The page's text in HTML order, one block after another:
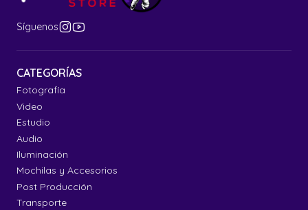
Síguenos
CATEGORÍAS
Fotografía
Video
Estudio
Audio
Iluminación
Mochilas y Accesorios
Post Producción
Transporte